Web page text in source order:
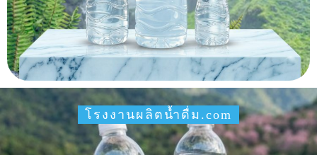
โรงงานผลิตน้ำดื่ม.com